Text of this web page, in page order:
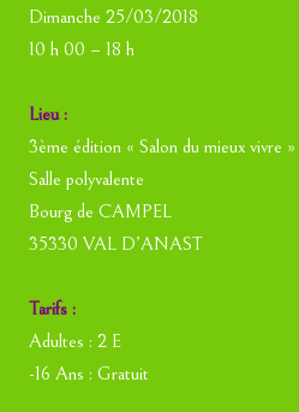
Dimanche 25/03/2018
10 h 00 – 18 h
Lieu :
3ème édition « Salon du mieux vivre »
Salle polyvalente
Bourg de CAMPEL
35330 VAL D’ANAST
Tarifs :
Adultes : 2 E
-16 Ans : Gratuit